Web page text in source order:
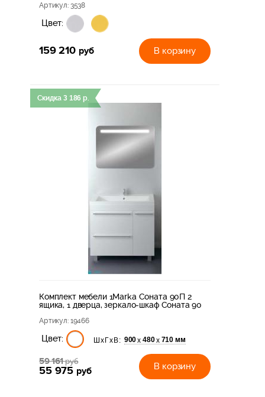
Артикул: 3538
Цвет:
159 210 руб В корзину
Скидка 3 186 р.
Комплект мебели 1Marka Соната 90П 2
ящика, 1 дверца, зеркало-шкаф Соната 90
Артикул: 19466
Цвет: ШхГхВ: 900х 480х 710 мм
59 161руб
55 975 руб В корзину